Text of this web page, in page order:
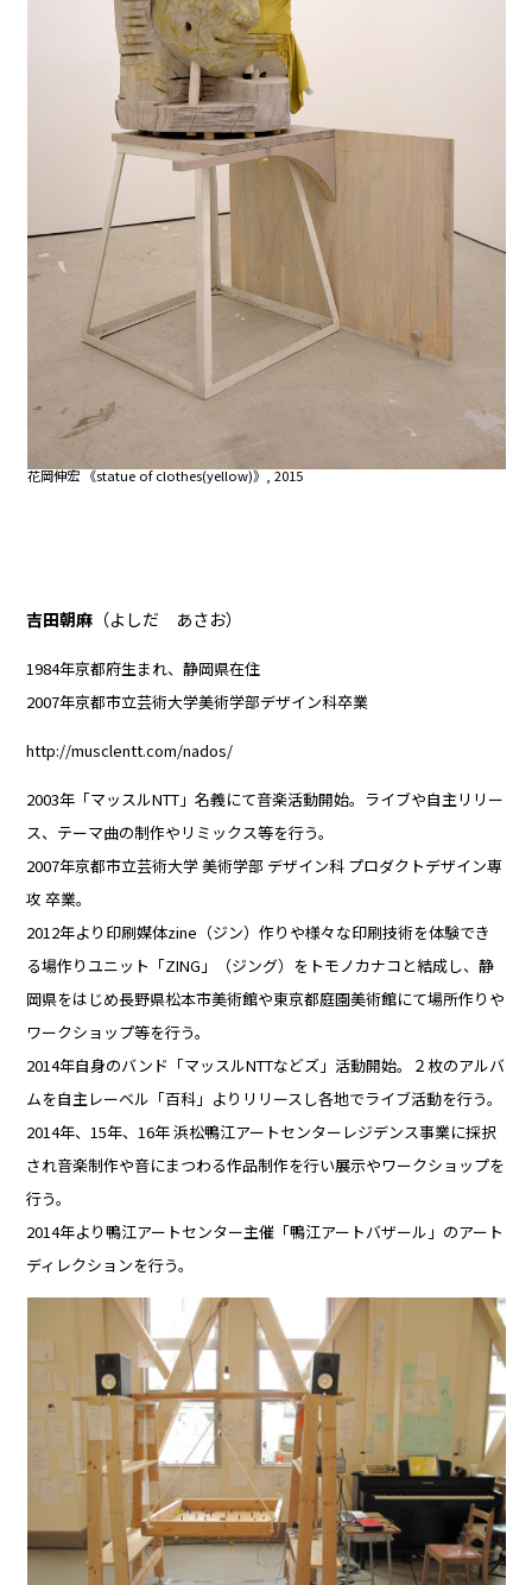
花岡伸宏 《statue of clothes(yellow)》, 2015
吉田朝麻 （よしだ あさお）
1984年京都府生まれ、静岡県在住
2007年京都市立芸術大学美術学部デザイン科卒業
http://musclentt.com/nados/
2003年「マッスルNTT」名義にて音楽活動開始。ライブや自主リリー
ス、テーマ曲の制作やリミックス等を行う。
2007年京都市立芸術大学 美術学部 デザイン科 プロダクトデザイン専
攻 卒業。
2012年より印刷媒体zine（ジン）作りや様々な印刷技術を体験でき
る場作りユニット「ZING」（ジング）をトモノカナコと結成し、静
岡県をはじめ長野県松本市美術館や東京都庭園美術館にて場所作りや
ワークショップ等を行う。
2014年自身のバンド「マッスルNTTなどズ」活動開始。２枚のアルバ
ムを自主レーベル「百科」よりリリースし各地でライブ活動を行う。
2014年、15年、16年 浜松鴨江アートセンターレジデンス事業に採択
され音楽制作や音にまつわる作品制作を行い展示やワークショップを
行う。
2014年より鴨江アートセンター主催「鴨江アートバザール」のアート
ディレクションを行う。